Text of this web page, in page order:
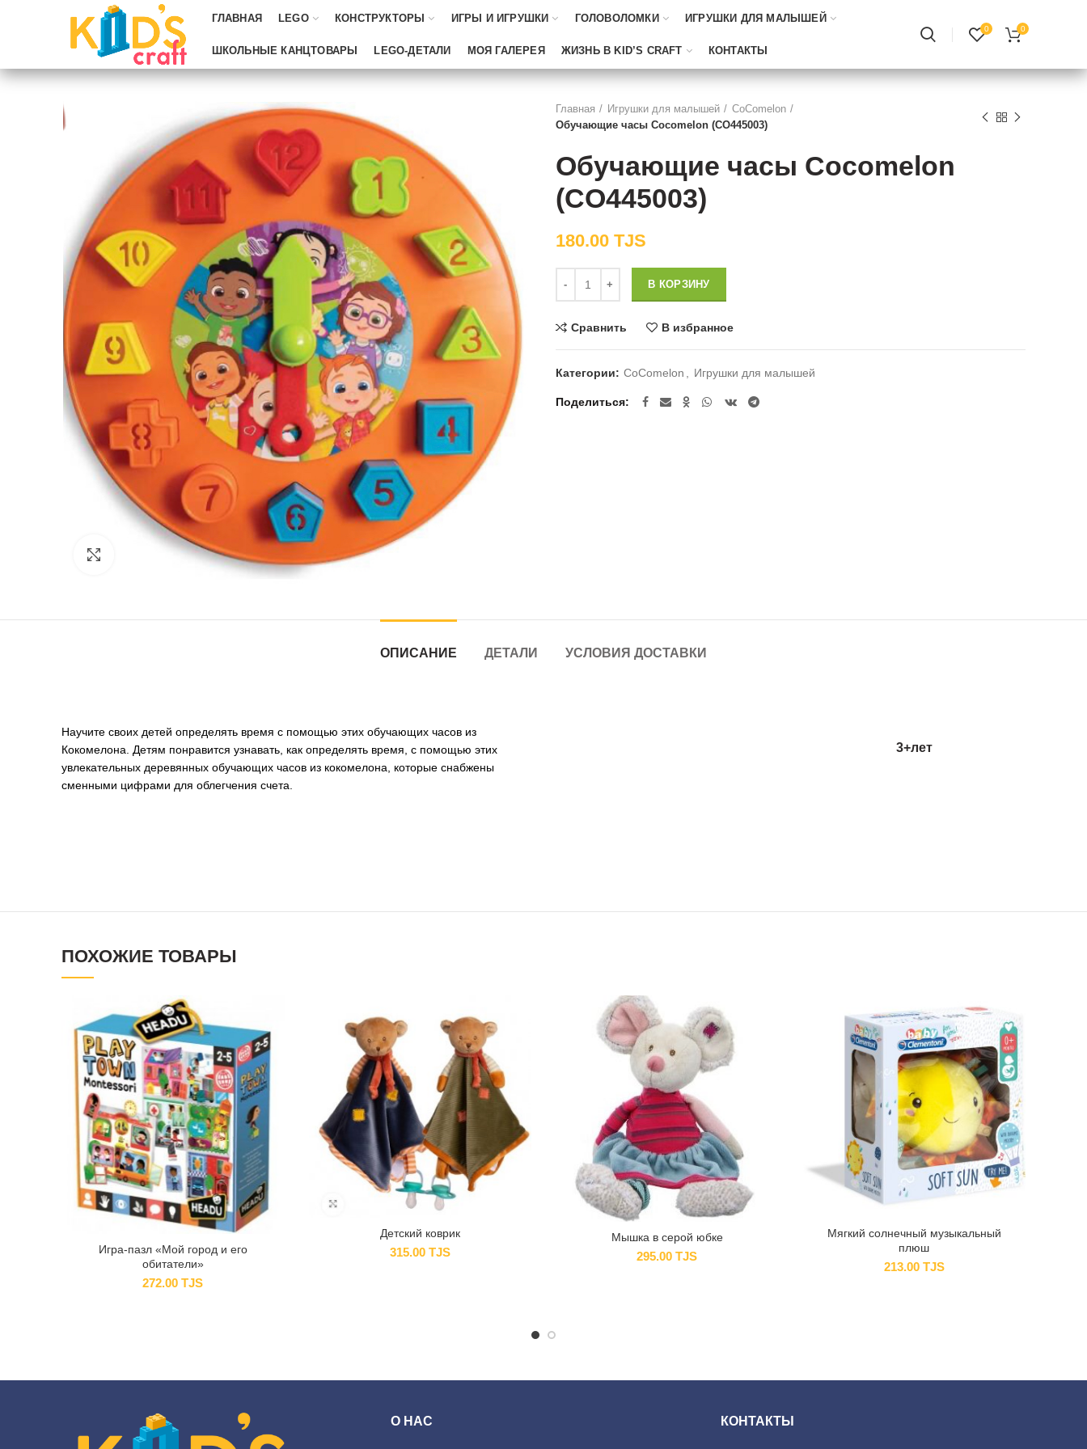
ГЛАВНАЯ LEGO КОНСТРУКТОРЫ ИГРЫ И ИГРУШКИ ГОЛОВОЛОМКИ ИГРУШКИ ДЛЯ МАЛЫШЕЙ
ШКОЛЬНЫЕ КАНЦТОВАРЫ LEGO-ДЕТАЛИ МОЯ ГАЛЕРЕЯ ЖИЗНЬ В KID’S CRAFT КОНТАКТЫ
0 0
Нажмите, чтобы увеличить
Главная Игрушки для малышей
CoComelon
Обучающие часы Cocomelon (CO445003)
Обучающие часы Cocomelon
(CO445003)
180.00 TJS
В КОРЗИНУ
Сравнить В избранное
Категории: CoComelon Игрушки для малышей
Поделиться
ОПИСАНИЕ ДЕТАЛИ УСЛОВИЯ ДОСТАВКИ
Научите своих детей определять время с помощью этих обучающих часов из
Кокомелона. Детям понравится узнавать, как определять время, с помощью этих
увлекательных деревянных обучающих часов из кокомелона, которые снабжены
сменными цифрами для облегчения счета.
3+лет
ПОХОЖИЕ ТОВАРЫ
Игра-пазл «Мой город и его
обитатели»
272.00TJS
Детский коврик
315.00 TJS
Мышка в серой юбке
295.00TJS
Мягкий солнечный музыкальный
плюш
213.00 TJS
О НАС КОНТАКТЫ